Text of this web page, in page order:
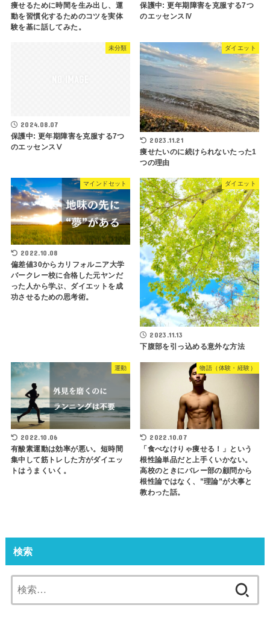
痩せるために時間を生み出し、運
動を習慣化するためのコツを実体
験を基に話してみた。
保護中: 更年期障害を克服する7つ
のエッセンスⅣ
未分類
2024.08.07
保護中: 更年期障害を克服する7つ
のエッセンスⅤ
ダイエット
2023.11.21
痩せたいのに続けられないたった1
つの理由
マインドセット
2022.10.08
偏差値30からカリフォルニア大学
バークレー校に合格した元ヤンだ
った人から学ぶ、ダイエットを成
功させるための思考術。
ダイエット
2023.11.13
下腹部を引っ込める意外な方法
運動
2022.10.06
有酸素運動は効率が悪い。短時間
集中して筋トレした方がダイエッ
トはうまくいく。
物語（体験・経験）
2022.10.07
「食べなけりゃ痩せる！」という
根性論単品だと上手くいかない。
高校のときにバレー部の顧問から
根性論ではなく、”理論”が大事と
教わった話。
検索
索: